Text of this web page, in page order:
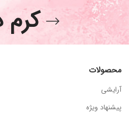
محصولات
آرایشی
پیشنهاد ویژه